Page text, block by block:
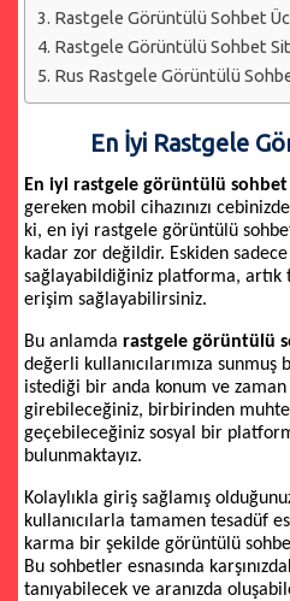
Rastgele Görüntülü Sohbet
Rastgele Görüntülü Sohbet
Rus Rastgele Görüntülü
En İyi Rastgele
En iyi rastgele görüntülü sohbet
gereken mobil cihazınızı
ki, en iyi rastgele görüntülü
kadar zor değildir. Eskiden
sağlayabildiğiniz platforma,
erişim sağlayabilirsiniz.
Bu anlamda rastgele görüntülü
değerli kullanıcılarımıza sunmuş
istediği bir anda konum ve
girebileceğiniz, birbirinden
geçebileceğiniz sosyal bir
bulunmaktayız.
Kolaylıkla giriş sağlamış
kullanıcılarla tamamen tesadüf
karma bir şekilde görüntülü
Bu sohbetler esnasında
tanıyabilecek ve aranızda